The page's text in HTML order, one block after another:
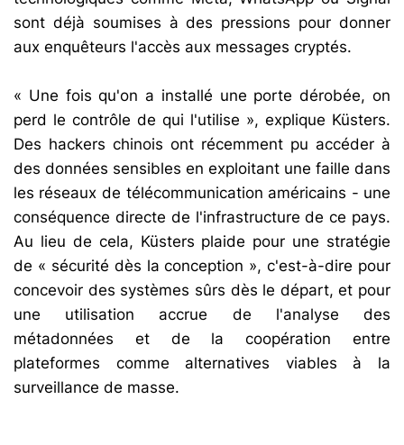
sont déjà soumises à des pressions pour donner
aux enquêteurs l'accès aux messages cryptés.
« Une fois qu'on a installé une porte dérobée, on
perd le contrôle de qui l'utilise », explique Küsters.
Des hackers chinois ont récemment pu accéder à
des données sensibles en exploitant une faille dans
les réseaux de télécommunication américains - une
conséquence directe de l'infrastructure de ce pays.
Au lieu de cela, Küsters plaide pour une stratégie
de « sécurité dès la conception », c'est-à-dire pour
concevoir des systèmes sûrs dès le départ, et pour
une utilisation accrue de l'analyse des
métadonnées et de la coopération entre
plateformes comme alternatives viables à la
surveillance de masse.